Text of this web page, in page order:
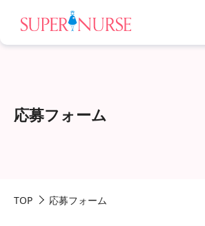
おすすめ特集
応募フォーム
TOP 応募フォーム